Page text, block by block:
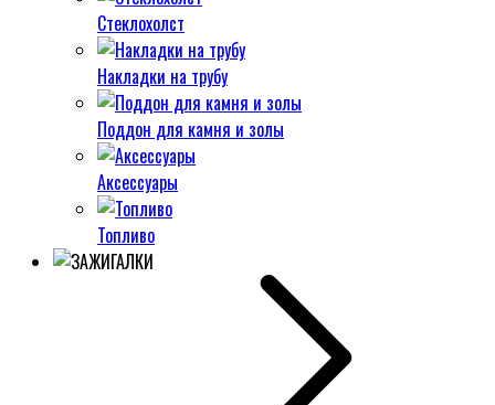
Стеклохолст
Накладки на трубу
Поддон для камня и золы
Аксессуары
Топливо